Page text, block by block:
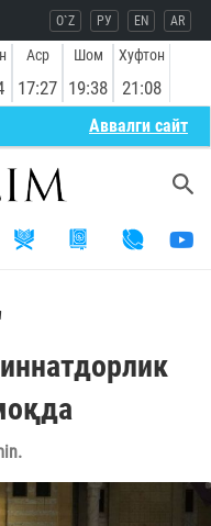
O`Z РУ EN AR
Аср
17:27
Шом
19:38
Хуфтон
21:08
Aввалги сайт